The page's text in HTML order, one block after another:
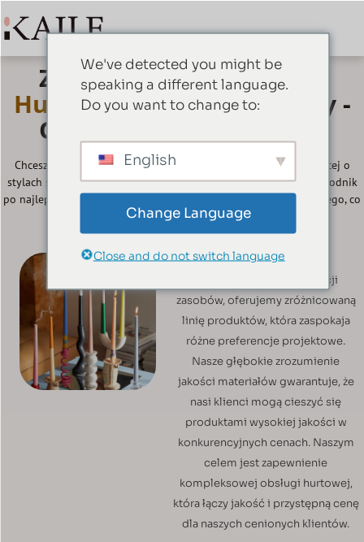
Znajdź Wszystkie Swoje
Hurtownia ŚwiecPotrzeby -
Ostateczny Cel Podróży
Chcesz sprzedawać świece hurtowo? Chcesz dowiedzieć się więcej o
stylach świec i różnicach między różnymi materiałami? Ten przewodnik
po najlepszych rozwiązaniach pomoże Ci dowiedzieć się wszystkiego, co
musisz wiedzieć.
Dzięki wieloletniemu
doświadczeniu w integracji
zasobów, oferujemy zróżnicowaną
linię produktów, która zaspokaja
różne preferencje projektowe.
Nasze głębokie zrozumienie
jakości materiałów gwarantuje, że
nasi klienci mogą cieszyć się
produktami wysokiej jakości w
konkurencyjnych cenach. Naszym
celem jest zapewnienie
kompleksowej obsługi hurtowej,
która łączy jakość i przystępną cenę
dla naszych cenionych klientów.
We've detected you might be
speaking a different language.
Do you want to change to:
English
Change Language
Close and do not switch language